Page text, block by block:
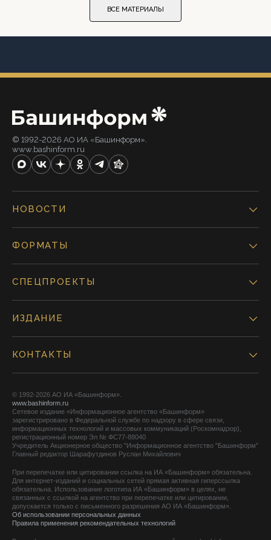
ВСЕ МАТЕРИАЛЫ
© 1992-2026 АО ИА «Башинформ».
www.bashinform.ru
НОВОСТИ
ФОРМАТЫ
СПЕЦПРОЕКТЫ
ИЗДАНИЕ
КОНТАКТЫ
© 1992-2026 АО ИА «Башинформ».
www.bashinform.ru
Сетевое издание «Информационное агентство «Башинформ»
зарегистрировано в Федеральной службе по надзору в сфере связи,
информационных технологий и массовых коммуникаций (Роскомнадзор),
регистрационный номер Эл № ФС77-88040
Учредитель Акционерное общество "Информационное агентство "Башинформ"
Главный редактор Шарафутдинов Руслан Михайлович
При перепечатке или цитировании ссылка на ИА «Башинформ» обязательна.
Для интернет-изданий и социальных сетей прямая активная гиперссылка
обязательна. Использование логотипа ИА «Башинформ» в целях, не
связанных с ссылкой на агентство при перепечатке или цитировании,
допускается только с письменного разрешения АО ИА «Башинформ».
Об использовании персональных данных
Правила применения рекомендательных технологий